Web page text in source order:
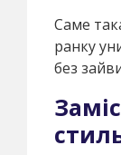
Саме
ранку
без